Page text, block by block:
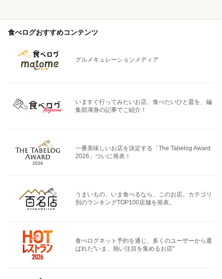
食べログおすすめコンテンツ
グルメキュレーションメディア
いますぐ行ってみたいお店、食べたいひと皿を、編
集部渾身の記事でご紹介！
一番美味しいお店を決定する「The Tabelog Award
2026」ついに発表！
うまいもの、いま食べるなら、このお店。カテゴリ
別のランキングTOP100店舗を発表。
食べログネット予約を通じ、多くのユーザーから選
ばれた"いま、熱い注目を集めるお店"